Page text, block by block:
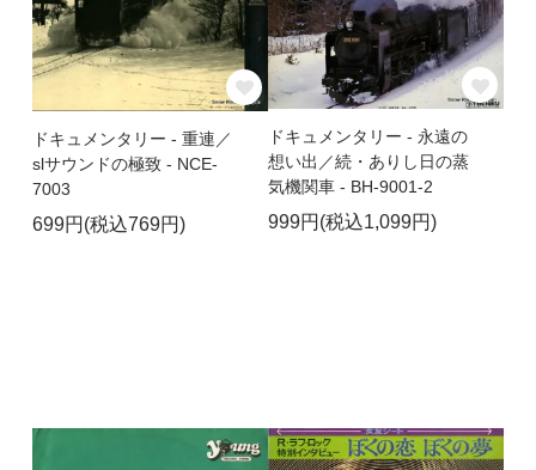
ドキュメンタリー - 重連／
slサウンドの極致 - NCE-
7003
699円(税込769円)
ドキュメンタリー - 永遠の
想い出／続・ありし日の蒸
気機関車 - BH-9001-2
999円(税込1,099円)